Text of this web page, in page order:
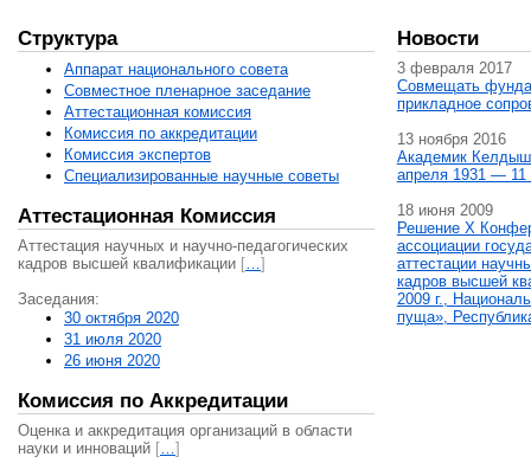
Структура
Аппарат национального совета
Совместное пленарное заседание
Аттестационная комисcия
Комиссия по аккредитации
Комиссия экспертов
Специализированные научные советы
Аттестационная Комиссия
Аттестация научных и научно-педагогических
кадров высшей квалификации […]
Заседания:
30 октября 2020
31 июля 2020
26 июня 2020
Комиссия по Аккредитации
Оценка и аккредитация организаций в области
науки и инноваций […]
Новости
3 февраля 2017
Совмещать
прикладное
13 ноября 2016
Академик
апреля 1931 — 11
18 июня 2009
Решение X
ассоциации
аттестации
кадров высшей
2009 г.,
пуща»,